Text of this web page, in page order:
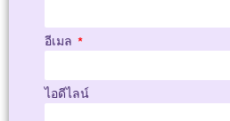
อีเมล
ไอดีไลน์